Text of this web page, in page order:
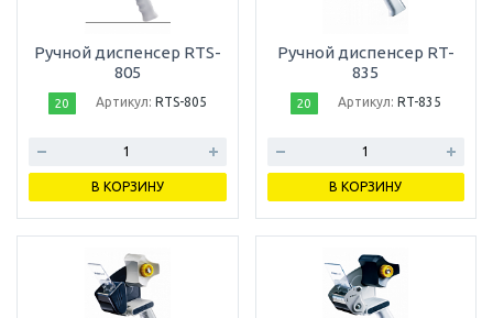
Ручной диспенсер RTS-
805
20 Артикул: RTS-805
В КОРЗИНУ
Ручной диспенсер RT-
835
20 Артикул: RT-835
В КОРЗИНУ